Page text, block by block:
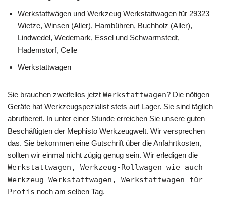
Werkstattwägen und Werkzeug Werkstattwagen für 29323
Wietze, Winsen (Aller), Hambühren, Buchholz (Aller),
Lindwedel, Wedemark, Essel und Schwarmstedt,
Hademstorf, Celle
Werkstattwagen
Sie brauchen zweifellos jetzt Werkstattwagen? Die nötigen
Geräte hat Werkzeugspezialist stets auf Lager. Sie sind täglich
abrufbereit. In unter einer Stunde erreichen Sie unsere guten
Beschäftigten der Mephisto Werkzeugwelt. Wir versprechen
das. Sie bekommen eine Gutschrift über die Anfahrtkosten,
sollten wir einmal nicht zügig genug sein. Wir erledigen die
Werkstattwagen, Werkzeug-Rollwagen wie auch
Werkzeug Werkstattwagen, Werkstattwagen für
Profis noch am selben Tag.